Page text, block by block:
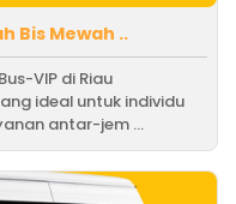
Bis Mewah ..
VIP di Riau
ideal untuk individu
antar-jem ...